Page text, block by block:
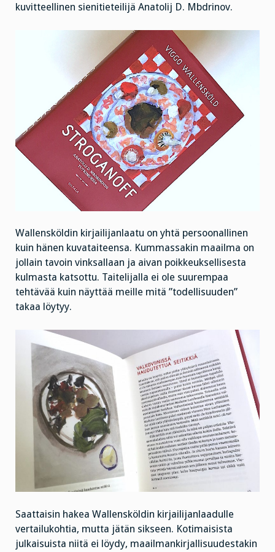
kuvitteellinen sienitieteilijä Anatolij D. Mbdrinov.
Wallensköldin kirjailijanlaatu on yhtä persoonallinen
kuin hänen kuvataiteensa. Kummassakin maailma on
jollain tavoin vinksallaan ja aivan poikkeuksellisesta
kulmasta katsottu. Taitelijalla ei ole suurempaa
tehtävää kuin näyttää meille mitä ”todellisuuden”
takaa löytyy.
Saattaisin hakea Wallensköldin kirjailijanlaadulle
vertailukohtia, mutta jätän sikseen. Kotimaisista
julkaisuista niitä ei löydy, maailmankirjallisuudestakin